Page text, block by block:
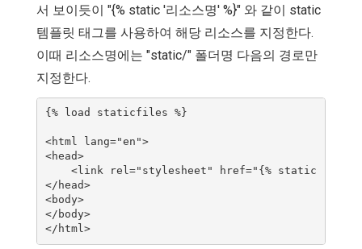
서 보이듯이 "{% static '리소스명' %}" 와 같이 static
템플릿 태그를 사용하여 해당 리소스를 지정한다.
이때 리소스명에는 "static/" 폴더명 다음의 경로만
지정한다.
{% load staticfiles %}
<html lang="en">
<head>
<link rel="stylesheet" href="{% static
</head>
<body>
</body>
</html>